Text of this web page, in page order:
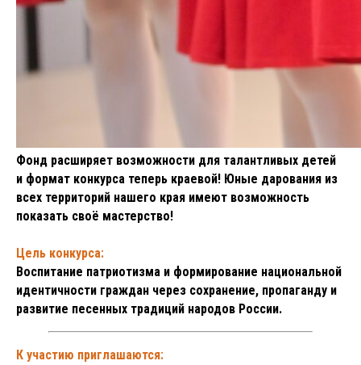
Фонд расширяет возможности для талантливых детей
и формат конкурса теперь краевой! Юные дарования из
всех территорий нашего края имеют возможность
показать своё мастерство!
Цель конкурса:
Воспитание патриотизма и формирование национальной
идентичности граждан через сохранение, пропаганду и
развитие песенных традиций народов России.
К участию приглашаются: